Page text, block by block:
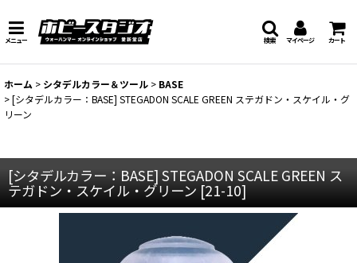
メニュー マイページ カート
検索
ホーム > シタデルカラー＆ツール > BASE
>[シタデルカラー：BASE] STEGADON SCALE GREEN ステガドン・スケイル・グ
リーン
[シタデルカラー：BASE] STEGADON SCALE GREEN ス
テガドン・スケイル・グリーン [21-10]